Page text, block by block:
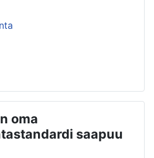
oma
saapuu